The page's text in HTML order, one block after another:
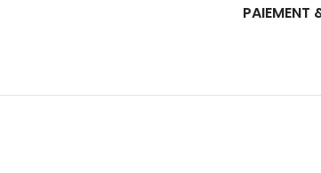
PAIEMENT